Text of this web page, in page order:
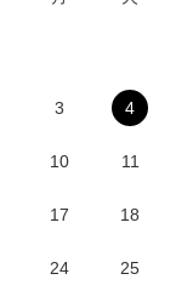
3 4
10 11
17 18
24 25